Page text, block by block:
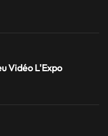
Vidéo L'Expo